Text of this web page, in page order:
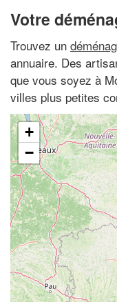
Votre
Trouvez un
annuaire. Des
que vous soyez à
villes plus petites
+
−